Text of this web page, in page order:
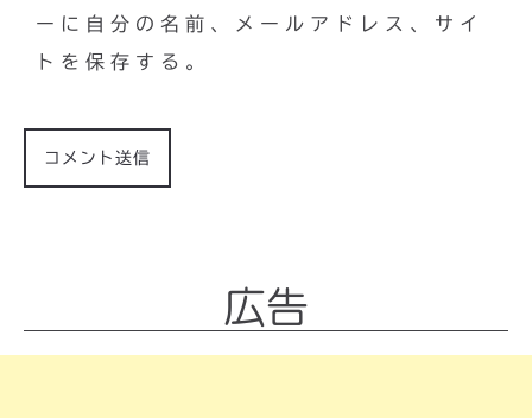
ーに自分の名前、メールアドレス、サイ
トを保存する。
広告